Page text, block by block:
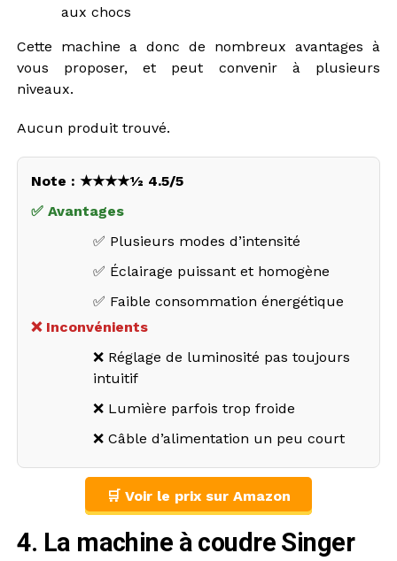
aux chocs
Cette machine a donc de nombreux avantages à
vous proposer, et peut convenir à plusieurs
niveaux.
Aucun produit trouvé.
Note : ★★★★½ 4.5/5
✅ Avantages
✅ Plusieurs modes d’intensité
✅ Éclairage puissant et homogène
✅ Faible consommation énergétique
❌ Inconvénients
❌ Réglage de luminosité pas toujours
intuitif
❌ Lumière parfois trop froide
❌ Câble d’alimentation un peu court
🛒 Voir le prix sur Amazon
4. La machine à coudre Singer